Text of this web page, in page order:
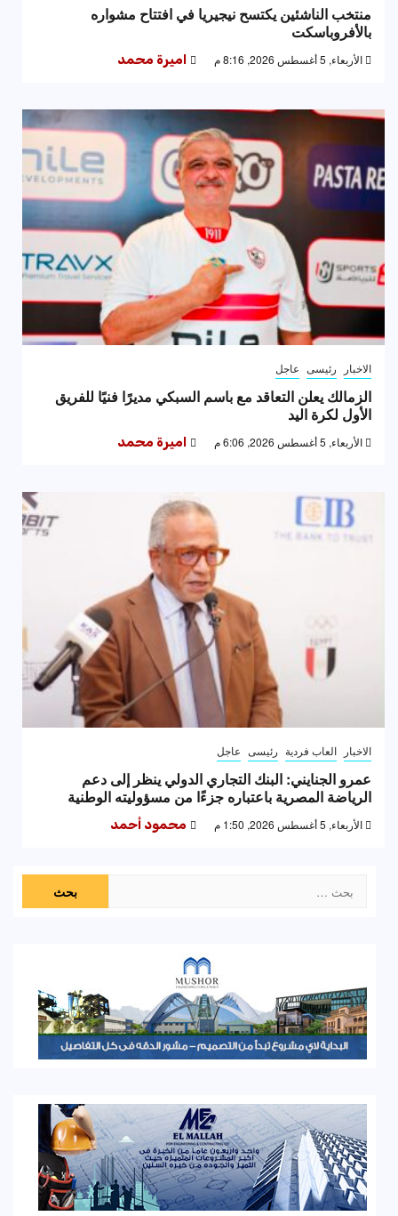
منتخب الناشئين يكتسح نيجيريا في افتتاح مشواره
بالأفروباسكت
الأربعاء, 5 أغسطس 2026, 8:16 م اميرة محمد
الاخبار رئيسى عاجل
الزمالك يعلن التعاقد مع باسم السبكي مديرًا فنيًا للفريق
الأول لكرة اليد
الأربعاء, 5 أغسطس 2026, 6:06 م اميرة محمد
الاخبار العاب فردية رئيسى عاجل
عمرو الجنايني: البنك التجاري الدولي ينظر إلى دعم
الرياضة المصرية باعتباره جزءًا من مسؤوليته الوطنية
الأربعاء, 5 أغسطس 2026, 1:50 م محمود أحمد
عن: